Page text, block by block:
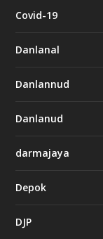
Covid-19
Danlanal
Danlannud
Danlanud
darmajaya
Depok
DJP